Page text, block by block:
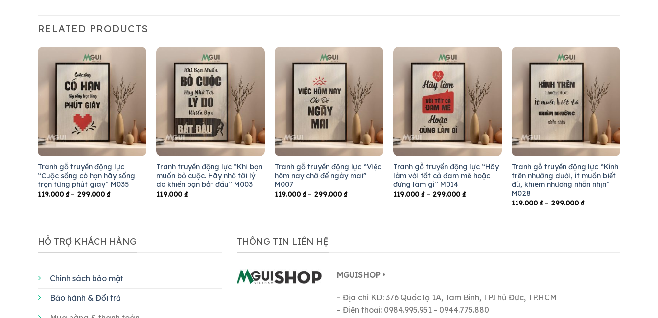
RELATED PRODUCTS
Tranh gỗ truyền động lực
“Cuộc sống có hạn hãy sống
trọn từng phút giây” M035
119.000 ₫– 299.000 ₫
Tranh truyền động lực “Khi bạn
muốn bỏ cuộc. Hãy nhớ tới lý
do khiến bạn bắt đầu” M003
119.000 ₫
Tranh gỗ truyền động lực “Việc
hôm nay chớ để ngày mai”
M007
119.000 ₫– 299.000 ₫
Tranh gỗ truyền động lực “Hãy
làm với tất cả đam mê hoặc
đừng làm gì” M014
119.000 ₫– 299.000 ₫
Tranh gỗ truyền động lực “Kính
trên nhường dưới, ít muốn biết
đủ, khiêm nhường nhẫn nhịn”
M028
119.000 ₫– 299.000 ₫
HỖ TRỢ KHÁCH HÀNG
Chính sách bảo mật
Bảo hành & Đổi trả
THÔNG TIN LIÊN HỆ
MGUISHOP•
– Địa chỉ KD: 376 Quốc lộ 1A, Tam Bình, TP.Thủ Đức, TP.HCM
– Điện thoại: 0984.995.951 - 0944.775.880